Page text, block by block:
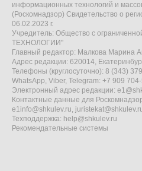
информационных технологий и
(Роскомнадзор) Свидетельство о
06.02.2023 г.
Учредитель: Общество с
ТЕХНОЛОГИИ"
Главный редактор: Малкова Марина
Адрес редакции: 620014,
Телефоны (круглосуточно): 8 (343)
WhatsApp, Viber, Telegram: +7 909
Электронный адрес редакции:
Контактные данные для
e1info@shkulev.ru,
Техподдержка: help@shkulev.ru
Рекомендательные системы